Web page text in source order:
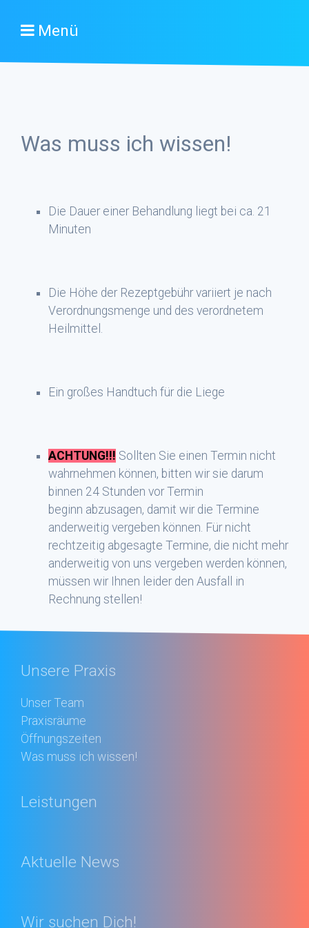
Menü
Was muss ich wissen!
Die Dauer einer Behandlung liegt bei ca. 21
Minuten
Die Höhe der Rezeptgebühr variiert je nach
Verordnungsmenge und des verordnetem
Heilmittel.
Ein großes Handtuch für die Liege
ACHTUNG!!! Sollten Sie einen Termin nicht
wahrnehmen können, bitten wir sie darum
binnen 24 Stunden vor Termin
beginn abzusagen, damit wir die Termine
anderweitig vergeben können. Für nicht
rechtzeitig abgesagte Termine, die nicht mehr
anderweitig von uns vergeben werden können,
müssen wir Ihnen leider den Ausfall in
Rechnung stellen!
Unsere Praxis
Unser Team
Praxisräume
Öffnungszeiten
Was muss ich wissen!
Leistungen
Aktuelle News
Wir suchen Dich!